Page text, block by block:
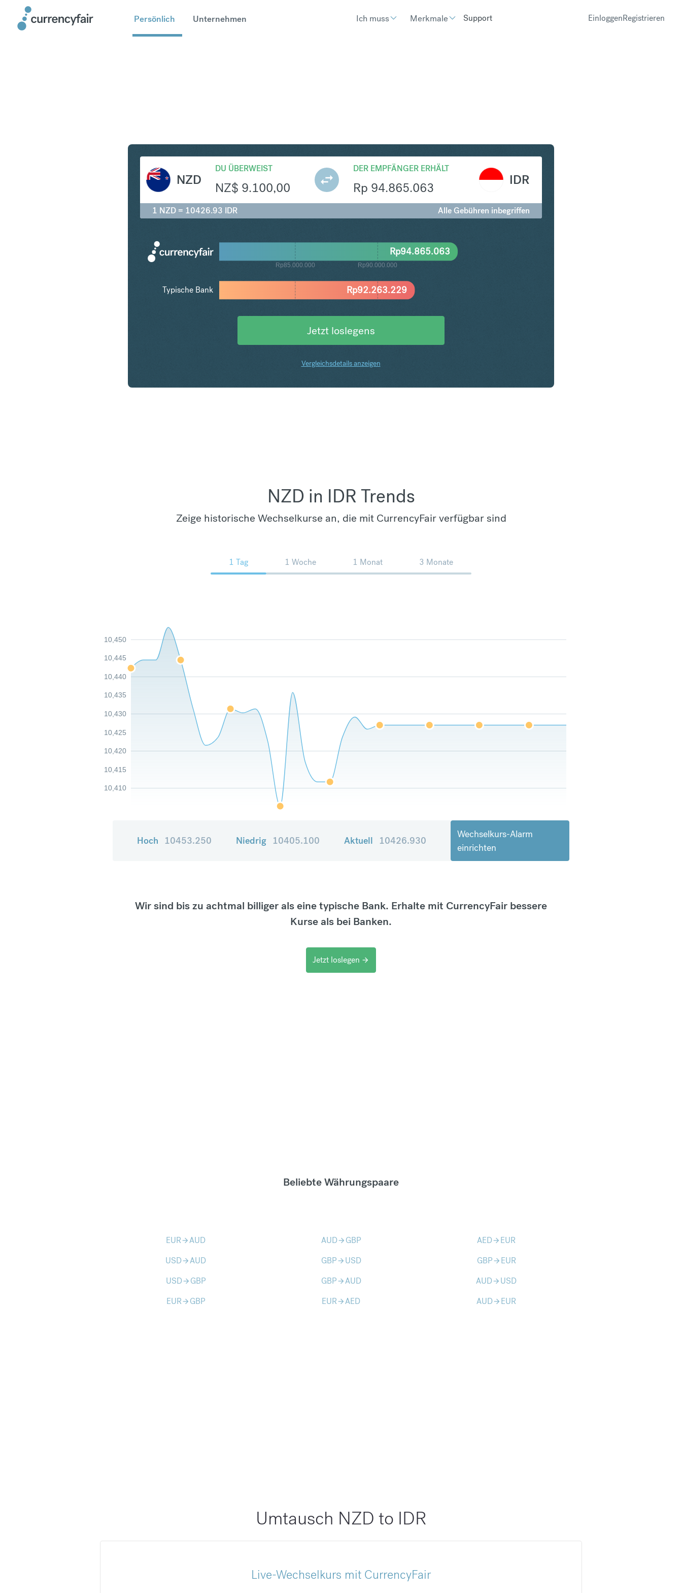
Persönlich Unternehmen Ich muss Merkmale Support EinloggenRegistrieren
NZD
DU ÜBERWEIST
NZ$ 9.100,00
DER EMPFÄNGER ERHÄLT
Rp 94.865.063
IDR
1 NZD = 10426.93 IDR Alle Gebühren inbegriffen
Rp85.000.000 Rp90.000.000
Rp92.263.229
Rp94.865.063
Typische Bank
Jetzt loslegens
Vergleichsdetails anzeigen
NZD in IDR Trends
Zeige historische Wechselkurse an, die mit CurrencyFair verfügbar sind
1 Tag 1 Woche 1 Monat 3 Monate
10,410
10,415
10,420
10,425
10,430
10,435
10,440
10,445
10,450
Hoch 10453.250 Niedrig 10405.100 Aktuell 10426.930
Wechselkurs-Alarm
einrichten
Wir sind bis zu achtmal billiger als eine typische Bank. Erhalte mit CurrencyFair bessere
Kurse als bei Banken.
Jetzt loslegen arrow_forward
Beliebte Währungspaare
EURarrow_forwardAUD AUDarrow_forward GBP AEDarrow_forward EUR
USDarrow_forwardAUD GBParrow_forward USD GBParrow_forward EUR
USDarrow_forward GBP GBParrow_forwardAUD AUDarrow_forward USD
EURarrow_forward GBP EURarrow_forwardAED AUDarrow_forward EUR
Umtausch NZD to IDR
Live-Wechselkurs mit CurrencyFair